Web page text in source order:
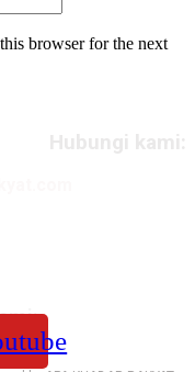
browser for the next